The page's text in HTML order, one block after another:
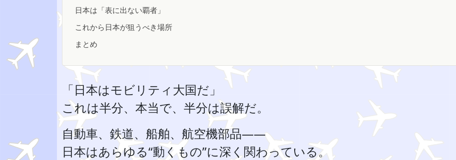
日本は「表に出ない覇者」
これから日本が狙うべき場所
まとめ
「日本はモビリティ大国だ」
これは半分、本当で、半分は誤解だ。
自動車、鉄道、船舶、航空機部品――
日本はあらゆる“動くもの”に深く関わっている。